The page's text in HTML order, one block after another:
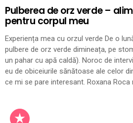
Pulberea de orz verde –
pentru corpul meu
Experiența mea cu orzul verde De o
pulbere de orz verde dimineața, pe
un pahar cu apă caldă). Noroc de
eu de obiceiurile sănătoase ale celor
ce mi se pare interesant. Roxana